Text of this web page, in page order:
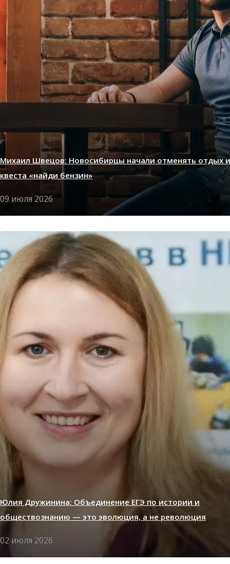
Михаил Швецов: Новосибирцы начали отменять отдых
квеста «найди бензин»
09 июля 2026
Юлия Дружинина: Объединение ЕГЭ по истории и
обществознанию — это эволюция, а не революция
02 июля 2026